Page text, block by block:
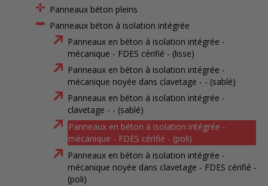
Panneaux béton pleins
Panneaux béton à isolation intégrée
Panneaux en béton à isolation intégrée -
mécanique - FDES cérifié - (lisse)
Panneaux en béton à isolation intégrée -
mécanique noyée dans clavetage - - (sablé)
Panneaux en béton à isolation intégrée -
clavetage - - (sablé)
Panneaux en béton à isolation intégrée -
mécanique - FDES cérifié - (poli)
Panneaux en béton à isolation intégrée -
mécanique noyée dans clavetage - FDES cérifié -
(poli)